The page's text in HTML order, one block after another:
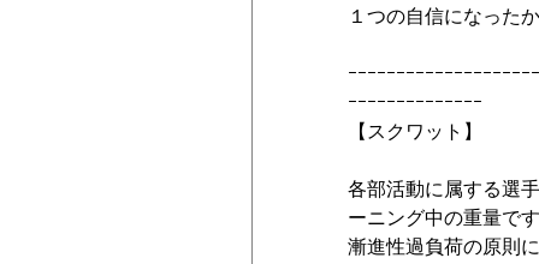
１つの自信になった
ｰｰｰｰｰｰｰｰｰｰｰｰｰｰｰｰｰｰｰ
ｰｰｰｰｰｰｰｰｰｰｰｰｰｰ
【スクワット】
各部活動に属する選
ーニング中の重量で
漸進性過負荷の原則